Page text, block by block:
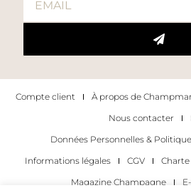
Compte client À propos de
Nous contacter
Données Personnelles &
Informations légales
CGV Charte
Magazine Champagne